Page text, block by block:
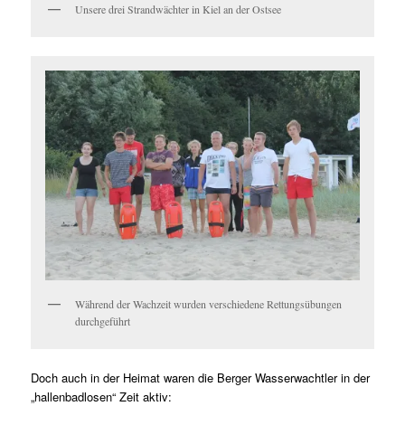
Unsere drei Strandwächter in Kiel an der Ostsee
Während der Wachzeit wurden verschiedene Rettungsübungen
durchgeführt
Doch auch in der Heimat waren die Berger Wasserwachtler in der
„hallenbadlosen“ Zeit aktiv: